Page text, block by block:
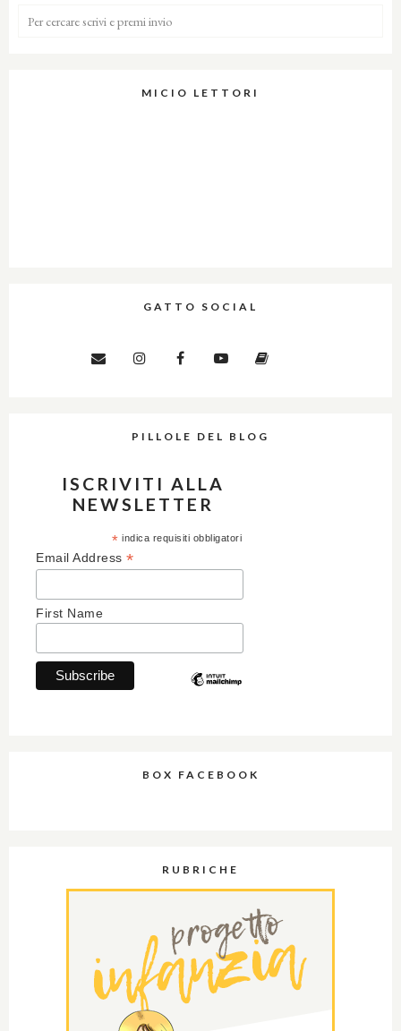
MICIO LETTORI
GATTO SOCIAL
PILLOLE DEL BLOG
ISCRIVITI ALLA
NEWSLETTER
* indica requisiti obbligatori
Email Address *
First Name
BOX FACEBOOK
RUBRICHE